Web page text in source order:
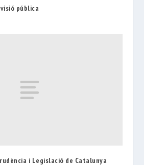
pública
i Legislació de Catalunya